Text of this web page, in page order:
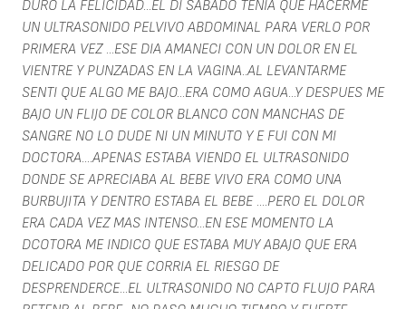
DURO LA FELICIDAD...EL DI SABADO TENIA QUE HACERME
UN ULTRASONIDO PELVIVO ABDOMINAL PARA VERLO POR
PRIMERA VEZ ...ESE DIA AMANECI CON UN DOLOR EN EL
VIENTRE Y PUNZADAS EN LA VAGINA..AL LEVANTARME
SENTI QUE ALGO ME BAJO...ERA COMO AGUA...Y DESPUES ME
BAJO UN FLIJO DE COLOR BLANCO CON MANCHAS DE
SANGRE NO LO DUDE NI UN MINUTO Y E FUI CON MI
DOCTORA....APENAS ESTABA VIENDO EL ULTRASONIDO
DONDE SE APRECIABA AL BEBE VIVO ERA COMO UNA
BURBUJITA Y DENTRO ESTABA EL BEBE ....PERO EL DOLOR
ERA CADA VEZ MAS INTENSO...EN ESE MOMENTO LA
DCOTORA ME INDICO QUE ESTABA MUY ABAJO QUE ERA
DELICADO POR QUE CORRIA EL RIESGO DE
DESPRENDERCE...EL ULTRASONIDO NO CAPTO FLUJO PARA